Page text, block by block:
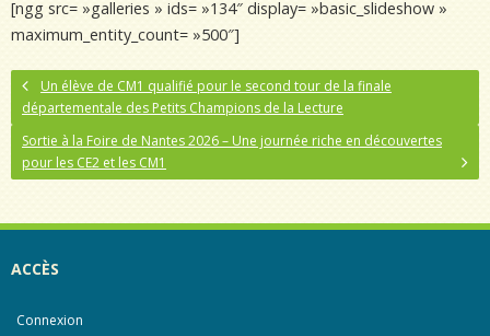
[ngg src= »galleries » ids= »134″ display= »basic_slideshow »
maximum_entity_count= »500″]
Un élève de CM1 qualifié pour le second tour de la finale
départementale des Petits Champions de la Lecture
Sortie à la Foire de Nantes 2026 – Une journée riche en découvertes
pour les CE2 et les CM1
ACCÈS
Connexion